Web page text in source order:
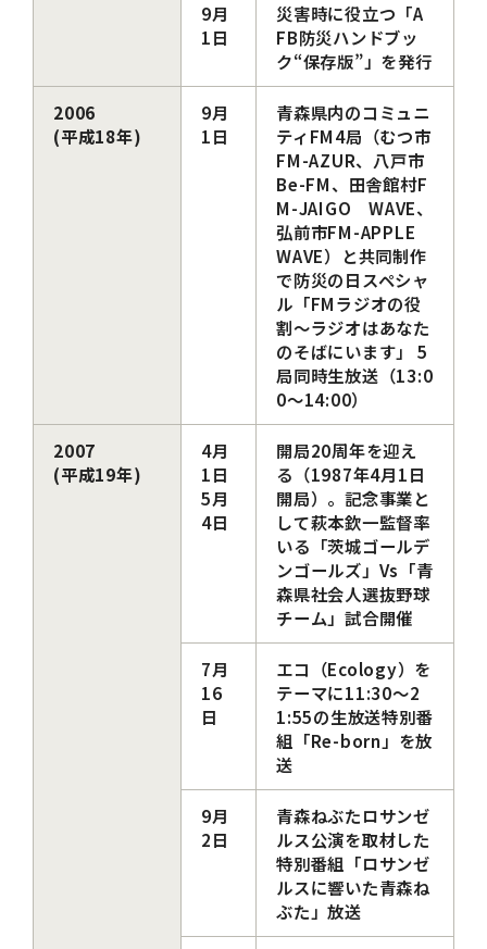
9月
1日
災害時に役立つ「A
FB防災ハンドブッ
ク“保存版”」を発行
2006
(平成18年)
9月
1日
青森県内のコミュニ
ティFM4局（むつ市
FM-AZUR、八戸市
Be-FM、田舎館村F
M-JAIGO WAVE、
弘前市FM-APPLE
WAVE）と共同制作
で防災の日スペシャ
ル「FMラジオの役
割～ラジオはあなた
のそばにいます」 5
局同時生放送（13:0
0～14:00）
2007
(平成19年)
4月
1日
5月
4日
開局20周年を迎え
る（1987年4月1日
開局）。記念事業と
して萩本欽一監督率
いる「茨城ゴールデ
ンゴールズ」Vs「青
森県社会人選抜野球
チーム」試合開催
7月
16
日
エコ（Ecology）を
テーマに11:30～2
1:55の生放送特別番
組「Re-born」を放
送
9月
2日
青森ねぶたロサンゼ
ルス公演を取材した
特別番組「ロサンゼ
ルスに響いた青森ね
ぶた」放送